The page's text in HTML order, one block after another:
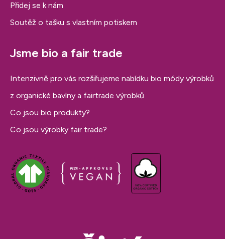
Přidej se k nám
Soutěž o tašku s vlastním potiskem
Jsme bio a fair trade
Intenzivně pro vás rozšiřujeme nabídku bio módy výrobků
z organické bavlny a fairtrade výrobků
Co jsou bio produkty?
Co jsou výrobky fair trade?